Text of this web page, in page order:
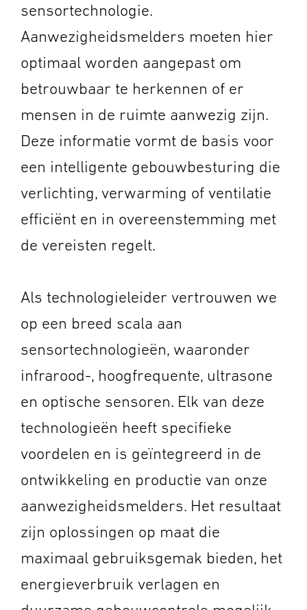
sensortechnologie.
Aanwezigheidsmelders moeten hier
optimaal worden aangepast om
betrouwbaar te herkennen of er
mensen in de ruimte aanwezig zijn.
Deze informatie vormt de basis voor
een intelligente gebouwbesturing die
verlichting, verwarming of ventilatie
efficiënt en in overeenstemming met
de vereisten regelt.
Als technologieleider vertrouwen we
op een breed scala aan
sensortechnologieën, waaronder
infrarood-, hoogfrequente, ultrasone
en optische sensoren. Elk van deze
technologieën heeft specifieke
voordelen en is geïntegreerd in de
ontwikkeling en productie van onze
aanwezigheidsmelders. Het resultaat
zijn oplossingen op maat die
maximaal gebruiksgemak bieden, het
energieverbruik verlagen en